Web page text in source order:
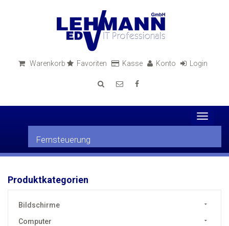
Warenkorb Favoriten Kasse Konto Login
Toggle
Fernsteuerung
Produktkategorien
Bildschirme
Computer